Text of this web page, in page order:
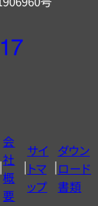
会
社
概
要
サイ
トマ
ップ
ダウン
ロード
書類